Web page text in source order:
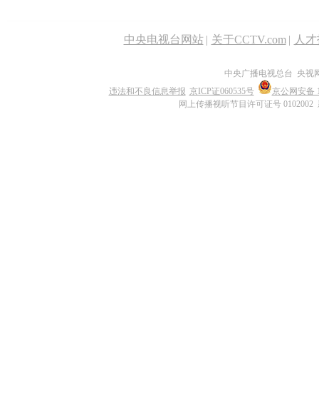
中央电视台网站 | 关于CCTV.com | 人
中央广播电视总台 央视
违法和不良信息举报 京ICP证060535号
京公网安备
网上传播视听节目许可证号 0102002